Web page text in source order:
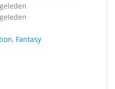
, Fantasy